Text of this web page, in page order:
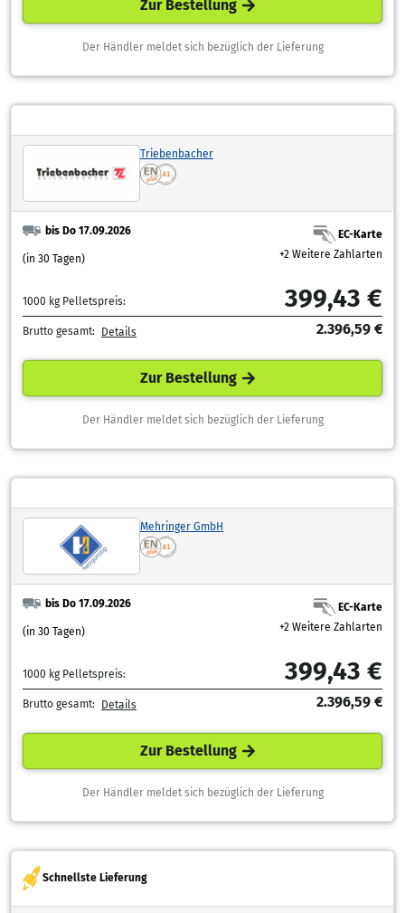
Zur Bestellung
Der Händler meldet sich bezüglich der Lieferung
Triebenbacher
bis Do 17.09.2026
(in 30 Tagen)
EC-Karte
+2 Weitere Zahlarten
1000 kg Pelletspreis: 399,43 €
Brutto gesamt: Details 2.396,59 €
Zur Bestellung
Der Händler meldet sich bezüglich der Lieferung
Mehringer GmbH
bis Do 17.09.2026
(in 30 Tagen)
EC-Karte
+2 Weitere Zahlarten
1000 kg Pelletspreis: 399,43 €
Brutto gesamt: Details 2.396,59 €
Zur Bestellung
Der Händler meldet sich bezüglich der Lieferung
Schnellste Lieferung